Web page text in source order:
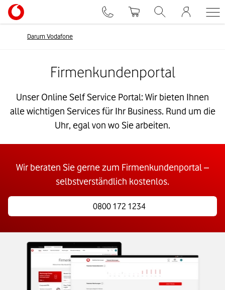
Darum Vodafone
Firmenkundenportal
Unser Online Self Service Portal: Wir bieten Ihnen
alle wichtigen Services für Ihr Business. Rund um die
Uhr, egal von wo Sie arbeiten.
Wir beraten Sie gerne zum Firmenkundenportal –
selbstverständlich kostenlos.
0800 172 1234